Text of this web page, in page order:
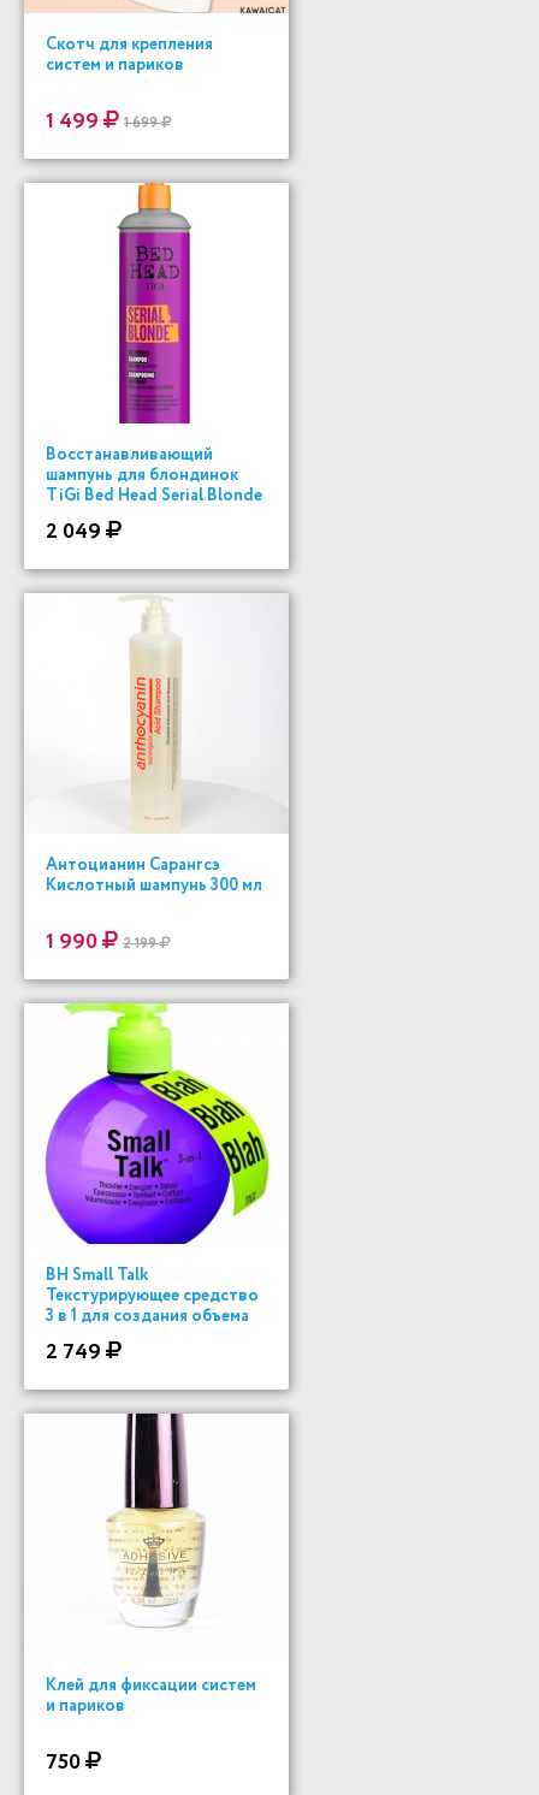
Скотч для крепления
систем и париков
1 499 1 699
Восстанавливающий
шампунь для блондинок
TiGi Bed Head Serial Blonde
2 049
Антоцианин Сарангсэ
Кислотный шампунь 300 мл
1 990 2 199
BH Small Talk
Текстурирующее средство
3 в 1 для создания объема
2 749
Клей для фиксации систем
и париков
750